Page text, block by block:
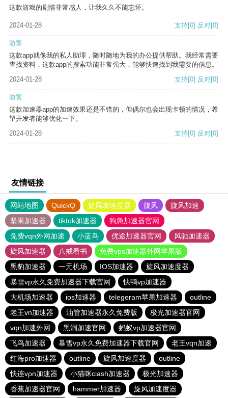
这款游戏的剧情非常感人，让我久久不能忘怀。
2024-01-28 支持[0] 反对[0]
游客
这款app就像我的私人助理，随时随地为我的办公提供帮助。我经常需要
查找资料，这款app的搜索功能非常强大，能够快速找到我需要的信息。
2024-01-28
支持[0] 反对[0]
游客
这款加速器app的加速效果还是不错的，但偶尔也会出现卡顿的情况，希
望开发者能够优化一下。
2024-01-28
支持[0] 反对[0]
友情链接
网站地图 QuickQ 旋风加速度器 旋风
旋风加速
坚果加速器
tiktok加速器
狗急加速器官网
免费vqn外网加速
小蓝鸟 优途加速器官网
风驰加速器
旋风加速器
八戒看书
免费vps加速器外网苹果版
黑豹加速器
一元机场 IOS加速器
旋风加速度器
暴雪vp永久免费加速器下载官网
快鸭vp加速器
大机场加速器
ios加速器 telegeram苹果加速器
outline
老王vn加速器
油管加速器永久免费版
极光加速器官网
vqn加速外网
黑洞加速官网
蚂蚁vp加速器官网
飞鸟加速器
暴雪vp永久免费加速器下载官网
老王vqn加速
红海pro加速器
outline 旋风加速度器
outline
快连vρn加速器
小猫咪ciash加速器
极光加速器
香蕉加速器官网
hammer加速器 旋风加速度器